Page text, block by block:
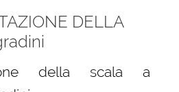
DELLA
della scala a